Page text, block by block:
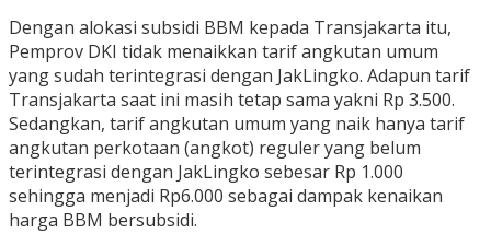
Dengan alokasi subsidi BBM kepada Transjakarta itu,
Pemprov DKI tidak menaikkan tarif angkutan umum
yang sudah terintegrasi dengan JakLingko. Adapun tarif
Transjakarta saat ini masih tetap sama yakni Rp 3.500.
Sedangkan, tarif angkutan umum yang naik hanya tarif
angkutan perkotaan (angkot) reguler yang belum
terintegrasi dengan JakLingko sebesar Rp 1.000
sehingga menjadi Rp6.000 sebagai dampak kenaikan
harga BBM bersubsidi.